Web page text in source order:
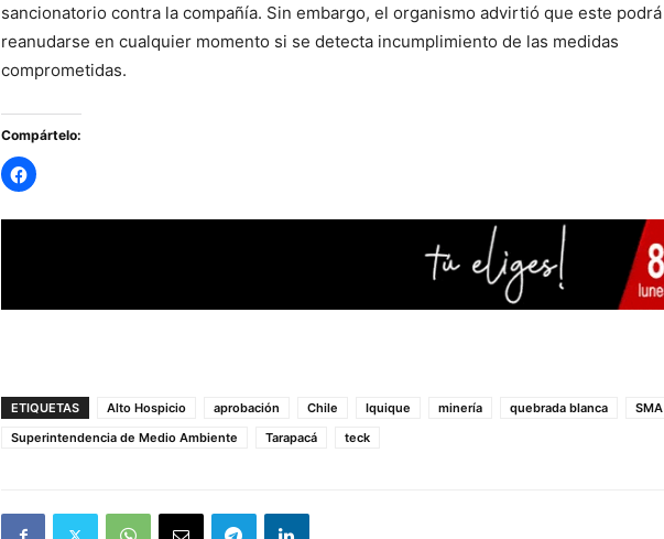
sancionatorio contra la compañía. Sin embargo, el organismo advirtió que este podrá
reanudarse en cualquier momento si se detecta incumplimiento de las medidas
comprometidas.
Compártelo:
ETIQUETAS Alto Hospicio aprobación Chile Iquique minería quebrada blanca
SMA
Superintendencia de Medio Ambiente
Tarapacá teck